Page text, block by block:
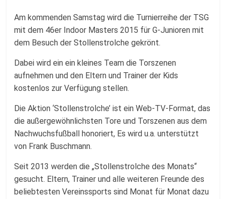
Am kommenden Samstag wird die Turnierreihe der TSG
mit dem 46er Indoor Masters 2015 für G-Junioren mit
dem Besuch der Stollenstrolche gekrönt.
Dabei wird ein ein kleines Team die Torszenen
aufnehmen und den Eltern und Trainer der Kids
kostenlos zur Verfügung stellen.
Die Aktion ‘Stollenstrolche’ ist ein Web-TV-Format, das
die außergewöhnlichsten Tore und Torszenen aus dem
Nachwuchsfußball honoriert, Es wird u.a. unterstützt
von Frank Buschmann.
Seit 2013 werden die „Stollenstrolche des Monats“
gesucht. Eltern, Trainer und alle weiteren Freunde des
beliebtesten Vereinssports sind Monat für Monat dazu